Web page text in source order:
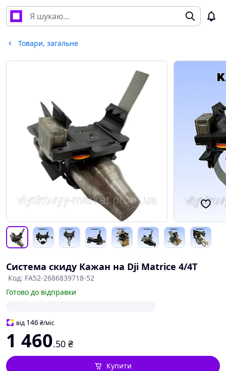
Товари, загальне
Система скиду Кажан на Dji Matrice 4/4T
Код: FA52-2686839718-52
Готово до відправки
від 146₴/міс
1 460.50 ₴
Купити